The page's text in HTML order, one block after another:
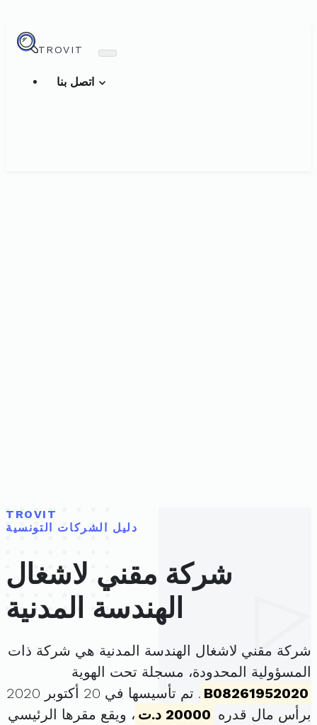
TROVIT
TROVIT
دليل الشركات التونسية
شركة مقني لاشغال
الهندسة المدنية
شركة مقني لاشغال الهندسة المدنية هي شركة ذات
المسؤولية المحدودة، مسجلة تحت الهوية
B08261952020
. تم تأسيسها في 20 أكتوبر 2020
برأس مال قدره 20000 د.ت
، ويقع مقرها الرئيسي